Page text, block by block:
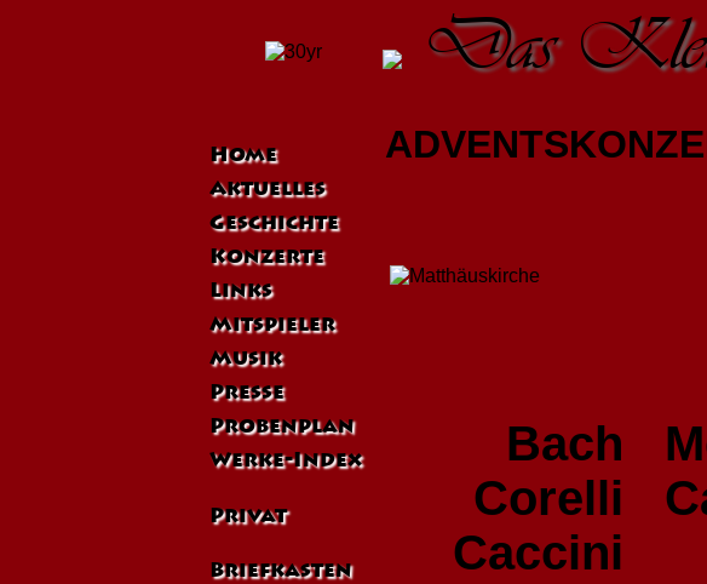
Das
Home
Aktuelles
Geschichte
Konzerte
Links
Mitspieler
Musik
Presse
Probenplan
Werke-Index
Privat
Briefkasten
Bach
Corelli
Caccini